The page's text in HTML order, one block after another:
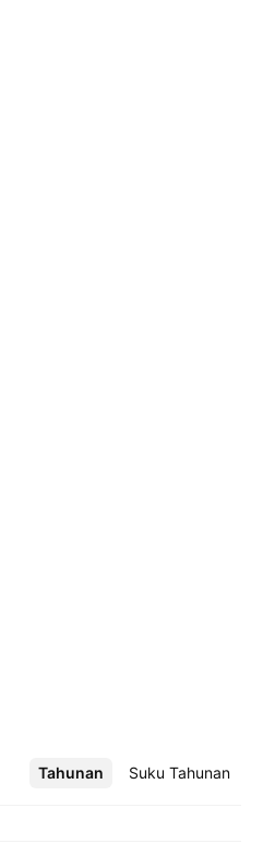
Tahunan Suku Tahunan
Lebih